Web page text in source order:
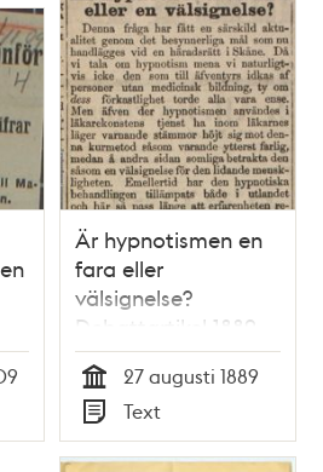
Är hypnotismen en
fara eller
välsignelse?
Debattartikel 1889
Tid
27 augusti 1889
Typ
Text